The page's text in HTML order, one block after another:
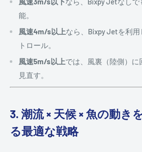
能。
風速4m/s以上なら、Bixpy Jetを利
トロール。
風速5m/s以上では、風裏（陸側）に
見直す。
3. 潮流 × 天候 × 魚の動き
る最適な戦略